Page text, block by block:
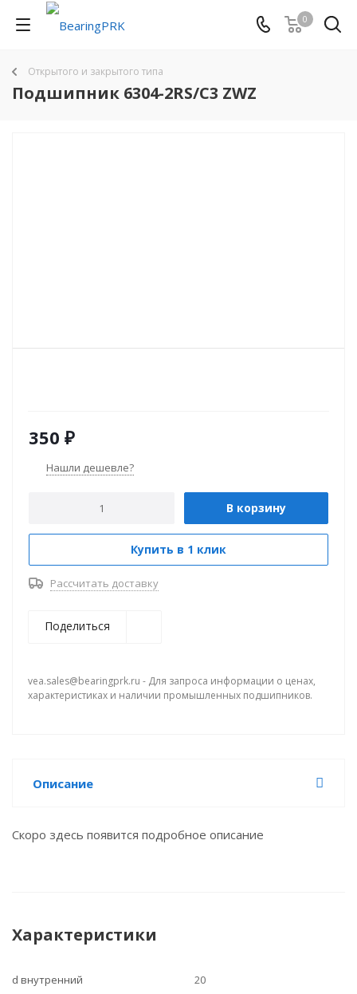
0
Открытого и закрытого типа
Подшипник 6304-2RS/C3 ZWZ
350 ₽
Нашли дешевле?
В корзину
Купить в 1 клик
Рассчитать доставку
Поделиться
vea.sales@bearingprk.ru - Для запроса информации о ценах,
характеристиках и наличии промышленных подшипников.
Описание
Скоро здесь появится подробное описание
Характеристики
d внутренний
20